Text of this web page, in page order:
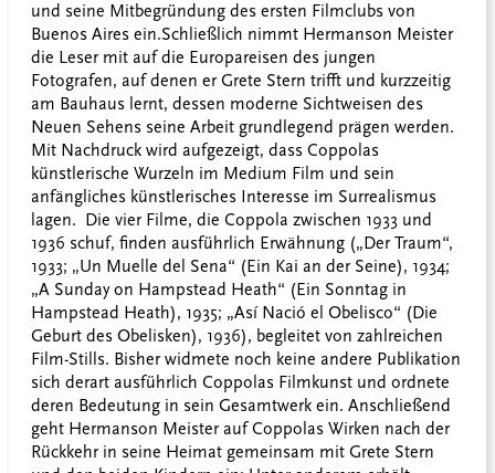
und seine Mitbegründung des ersten Filmclubs von
Buenos Aires ein.Schließlich nimmt Hermanson Meister
die Leser mit auf die Europareisen des jungen
Fotografen, auf denen er Grete Stern trifft und kurzzeitig
am Bauhaus lernt, dessen moderne Sichtweisen des
Neuen Sehens seine Arbeit grundlegend prägen werden.
Mit Nachdruck wird aufgezeigt, dass Coppolas
künstlerische Wurzeln im Medium Film und sein
anfängliches künstlerisches Interesse im Surrealismus
lagen. Die vier Filme, die Coppola zwischen 1933 und
1936 schuf, finden ausführlich Erwähnung („Der Traum“,
1933; „Un Muelle del Sena“ (Ein Kai an der Seine), 1934;
„A Sunday on Hampstead Heath“ (Ein Sonntag in
Hampstead Heath), 1935; „Así Nació el Obelisco“ (Die
Geburt des Obelisken), 1936), begleitet von zahlreichen
Film-Stills. Bisher widmete noch keine andere Publikation
sich derart ausführlich Coppolas Filmkunst und ordnete
deren Bedeutung in sein Gesamtwerk ein. Anschließend
geht Hermanson Meister auf Coppolas Wirken nach der
Rückkehr in seine Heimat gemeinsam mit Grete Stern